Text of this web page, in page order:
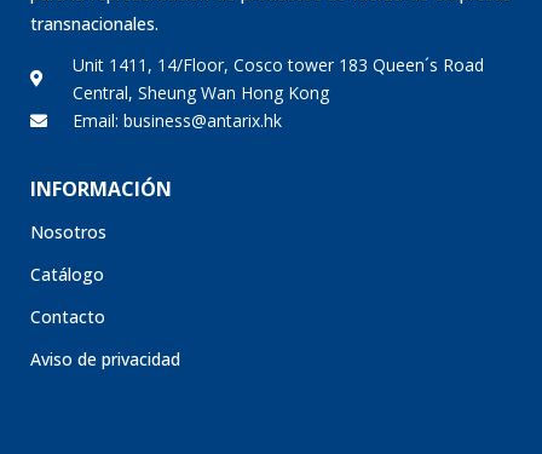
transnacionales.
Unit 1411, 14/Floor, Cosco tower 183 Queen´s Road
Central, Sheung Wan Hong Kong
Email: business@antarix.hk
INFORMACIÓN
Nosotros
Catálogo
Contacto
Aviso de privacidad